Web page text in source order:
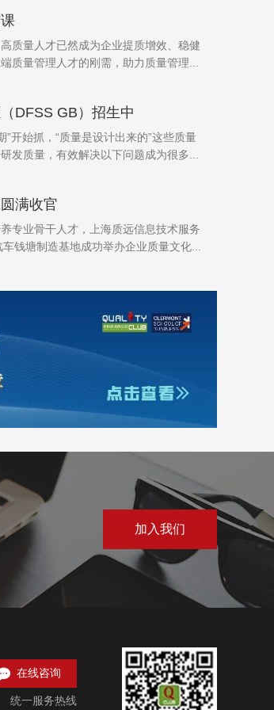
质量人才已然成为企业提质增效、稳健
质量管理人才的刚需，助力质量管理...
DFSS GB）招生中
开始抓，“质量是设计出来的”这些质量
发质量，有效解决以下问题成为很多...
满收官
专业骨干人才，上海质远信息技术服务
钱塘制造基地成功举办企业质量文化...
加入我们
在线咨询
统一服务热线